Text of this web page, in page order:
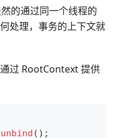
的通过同一个线程的
处理，事务的上下文就
过 RootContext 提供
unbind ( ) ;